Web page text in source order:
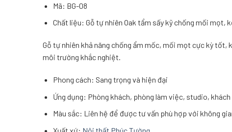
Mã: BG-08
Chất liệu: Gỗ tự nhiên Oak tẩm sấy kỹ chống mối
Gỗ tự nhiên khả năng chống ẩm mốc, mối mọt cực kỳ
môi trường khắc nghiệt.
Phong cách: Sang trọng và hiện đại
Ứng dụng: Phòng khách, phòng làm việc, studio, khách
Màu sắc: Liên hệ để được tư vấn phù hợp với không